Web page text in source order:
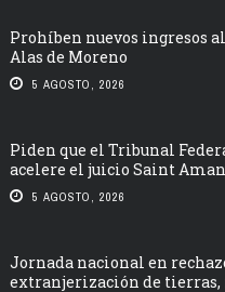
Prohíben nuevos ingresos
Alas de Moreno
5 AGOSTO, 2026
Piden que el Tribunal
acelere el juicio Saint
5 AGOSTO, 2026
Jornada nacional en
extranjerización de tierras,